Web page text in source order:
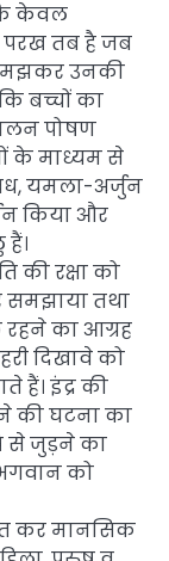
केवल
परख तब है जब
उनकी
बच्चों का
पोषण
के माध्यम से
यमला-अर्जुन
किया और
की रक्षा को
तथा
रहने का आग्रह
दिखावे को
हैं। इंद्र की
की घटना का
से जुड़ने का
को
कर मानसिक